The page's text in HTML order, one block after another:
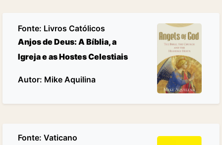
Fonte: Livros Católicos
Anjos de Deus: A Bíblia, a
Igreja e as Hostes Celestiais
Autor: Mike Aquilina
Fonte: Vaticano